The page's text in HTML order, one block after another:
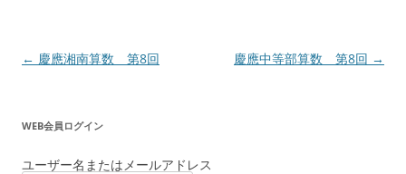
投
ビ
ゲ
← 慶應湘南算数 第8回 慶應中等部算数 第8回 →
WEB会員ログイン
ユーザー名またはメールアドレス